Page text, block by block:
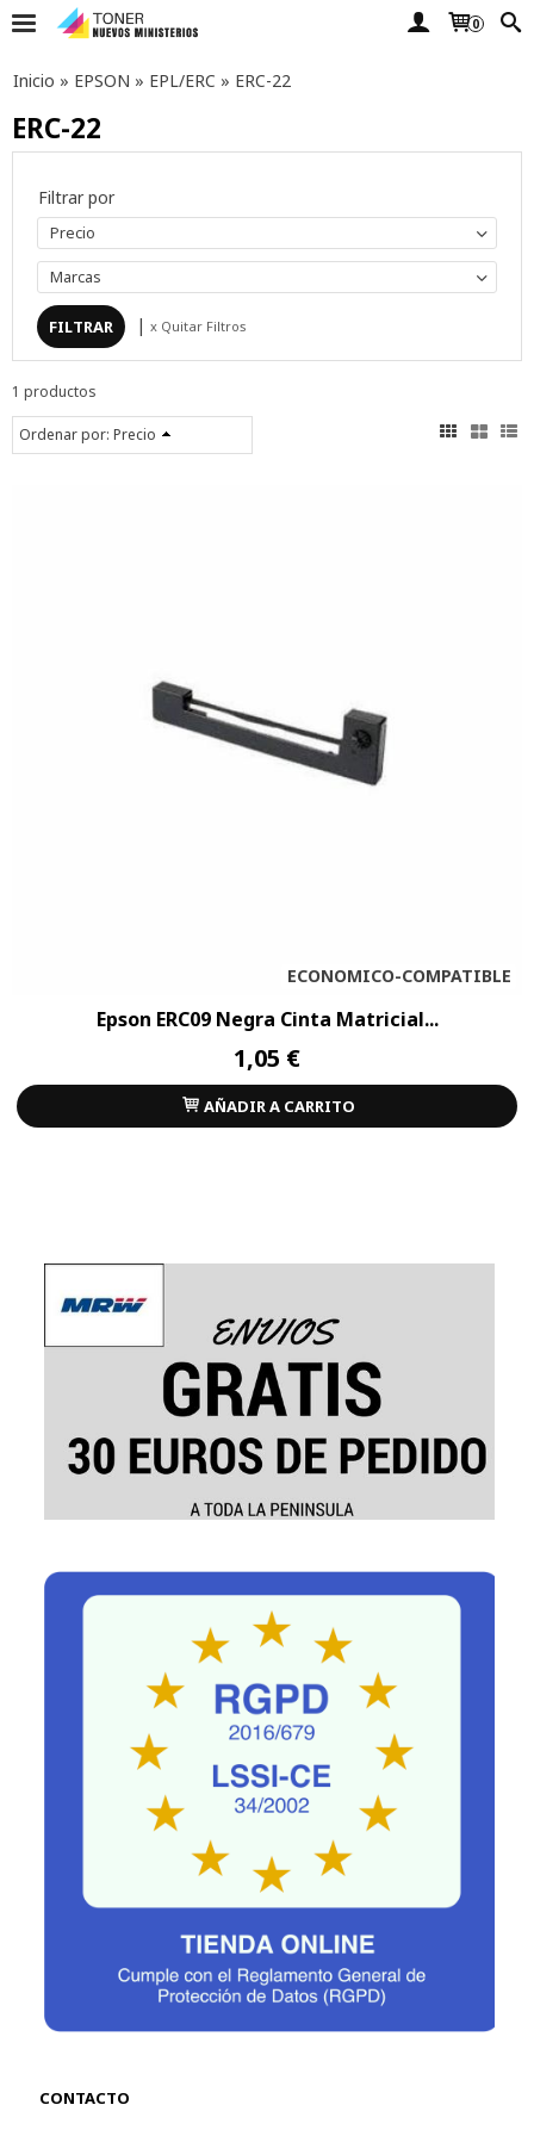
0
CONTACTO
Inicio » EPSON » EPL/ERC » ERC-22
ERC-22
Filtrar por
Precio
Marcas
| x Quitar Filtros
1 productos
Ordenar por: Precio
ECONOMICO-COMPATIBLE
Epson ERC09 Negra Cinta Matricial...
1,05 €
AÑADIR A CARRITO